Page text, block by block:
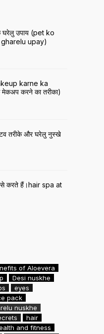
घरेलु उपाय (pet ko
upay)
karne ka
करने का तरीका)
तरीके और घरेलु नुस्खे
कैसे करते हैं।hair spa at
of Aloevera
Desi nuskhe
eyes
pack
nuskhe
hair
and fitness